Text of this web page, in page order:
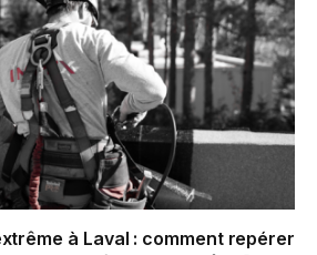
à Laval : comment repérer